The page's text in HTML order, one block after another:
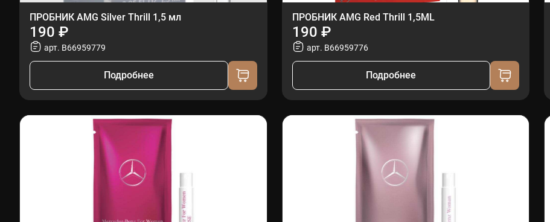
ПРОБНИК AMG Silver Thrill 1,5 мл
190 ₽
арт. B66959779
Подробнее
ПРОБНИК AMG Red Thrill 1,5ML
190 ₽
арт. B66959776
Подробнее